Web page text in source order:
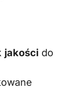
jakości do